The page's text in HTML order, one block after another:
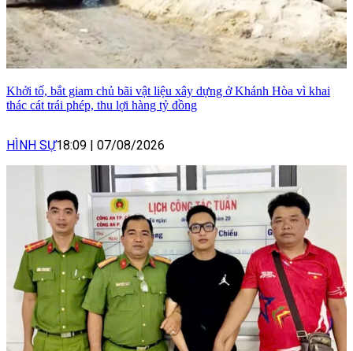
Khởi tố, bắt giam chủ bãi vật liệu xây dựng ở Khánh Hòa vì khai
thác cát trái phép, thu lợi hàng tỷ đồng
HÌNH SỰ18:09 | 07/08/2026